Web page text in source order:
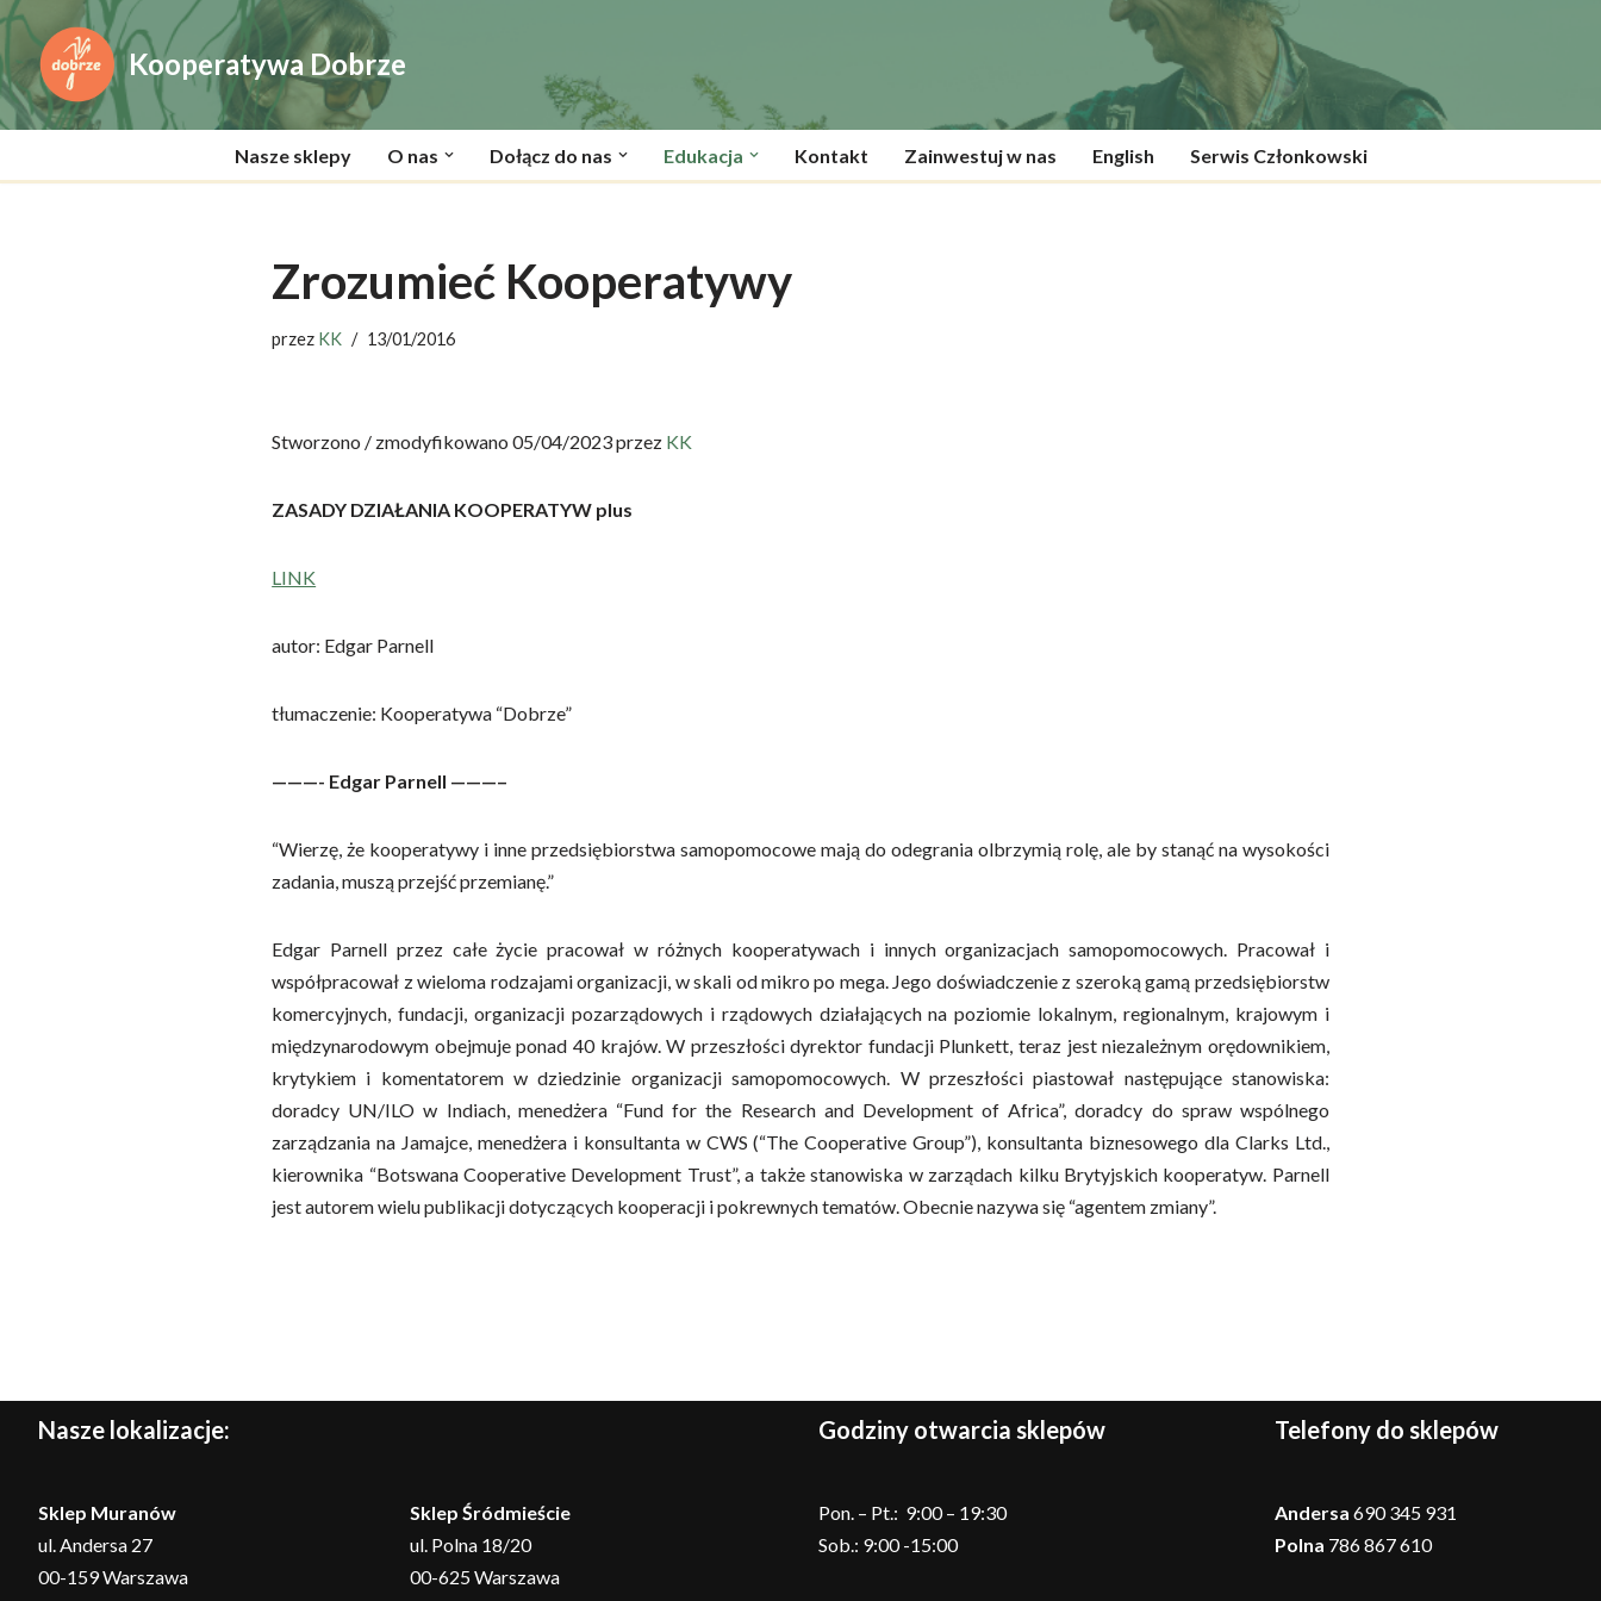
Przejdź
do
treści
Kooperatywa Dobrze
Nasze sklepy O nas Dołącz do nas Edukacja Kontakt Zainwestuj w nas English Serwis Członkowski
Zrozumieć Kooperatywy
przez KK 13/01/2016
Stworzono / zmodyfikowano 05/04/2023 przez KK
ZASADY DZIAŁANIA KOOPERATYW plus
LINK
autor: Edgar Parnell
tłumaczenie: Kooperatywa “Dobrze”
———- Edgar Parnell ———–
“Wierzę, że kooperatywy i inne przedsiębiorstwa samopomocowe mają do odegrania olbrzymią rolę, ale by stanąć na wysokości
zadania, muszą przejść przemianę.”
Edgar Parnell przez całe życie pracował w różnych kooperatywach i innych organizacjach samopomocowych. Pracował i
współpracował z wieloma rodzajami organizacji, w skali od mikro po mega. Jego doświadczenie z szeroką gamą przedsiębiorstw
komercyjnych, fundacji, organizacji pozarządowych i rządowych działających na poziomie lokalnym, regionalnym, krajowym i
międzynarodowym obejmuje ponad 40 krajów. W przeszłości dyrektor fundacji Plunkett, teraz jest niezależnym orędownikiem,
krytykiem i komentatorem w dziedzinie organizacji samopomocowych. W przeszłości piastował następujące stanowiska:
doradcy UN/ILO w Indiach, menedżera “Fund for the Research and Development of Africa”, doradcy do spraw wspólnego
zarządzania na Jamajce, menedżera i konsultanta w CWS (“The Cooperative Group”), konsultanta biznesowego dla Clarks Ltd.,
kierownika “Botswana Cooperative Development Trust”, a także stanowiska w zarządach kilku Brytyjskich kooperatyw. Parnell
jest autorem wielu publikacji dotyczących kooperacji i pokrewnych tematów. Obecnie nazywa się “agentem zmiany”.
Nasze lokalizacje:
Sklep Muranów
ul. Andersa 27
00-159 Warszawa
Sklep Śródmieście
ul. Polna 18/20
00-625 Warszawa
Godziny otwarcia sklepów
Pon. – Pt.: 9:00 – 19:30
Sob.: 9:00 -15:00
Telefony do sklepów
Andersa 690 345 931
Polna 786 867 610